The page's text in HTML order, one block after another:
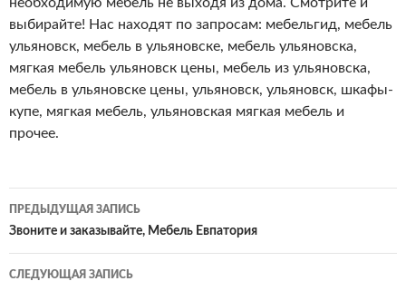
выбирайте! Нас находят по запросам: мебельгид, мебель
ульяновск, мебель в ульяновске, мебель ульяновска,
мягкая мебель ульяновск цены, мебель из ульяновска,
мебель в ульяновске цены, ульяновск, ульяновск, шкафы-
купе, мягкая мебель, ульяновская мягкая мебель и
прочее.
Навигация
по
записям
ПРЕДЫДУЩАЯ ЗАПИСЬ
Звоните и заказывайте, Мебель Евпатория
СЛЕДУЮЩАЯ ЗАПИСЬ